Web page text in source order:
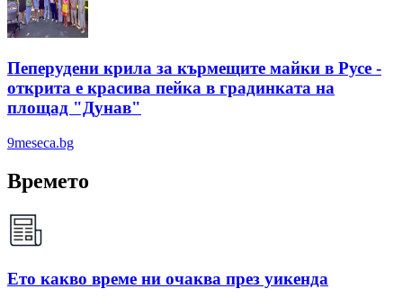
Пеперудени крила за кърмещите майки в Русе -
открита е красива пейка в градинката на
площад "Дунав"
9meseca.bg
Времето
Ето какво време ни очаква през уикенда